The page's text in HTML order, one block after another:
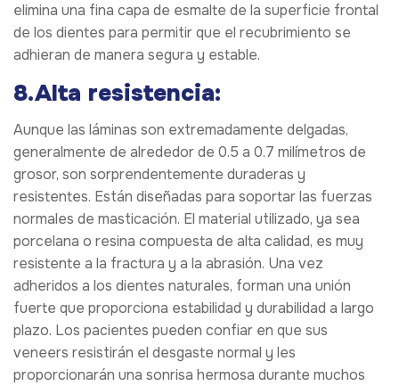
elimina una fina capa de esmalte de la superficie frontal
de los dientes para permitir que el recubrimiento se
adhieran de manera segura y estable.
8.Alta resistencia:
Aunque las láminas son extremadamente delgadas,
generalmente de alrededor de 0.5 a 0.7 milímetros de
grosor, son sorprendentemente duraderas y
resistentes. Están diseñadas para soportar las fuerzas
normales de masticación. El material utilizado, ya sea
porcelana o resina compuesta de alta calidad, es muy
resistente a la fractura y a la abrasión. Una vez
adheridos a los dientes naturales, forman una unión
fuerte que proporciona estabilidad y durabilidad a largo
plazo. Los pacientes pueden confiar en que sus
veneers resistirán el desgaste normal y les
proporcionarán una sonrisa hermosa durante muchos